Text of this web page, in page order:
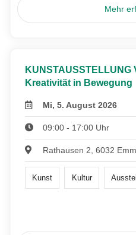
Mehr
KUNSTAUSSTELLUNG
Kreativität in Bewegung
Mi, 5. August 2026
09:00 - 17:00 Uhr
Rathausen 2, 6032
Kunst Kultur